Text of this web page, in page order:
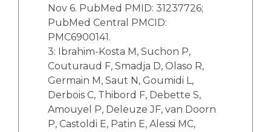
Nov 6. PubMed PMID: 31237726;
PubMed Central PMCID:
PMC6900141.
3: Ibrahim-Kosta M, Suchon P,
Couturaud F, Smadja D, Olaso R,
Germain M, Saut N, Goumidi L,
Derbois C, Thibord F, Debette S,
Amouyel P, Deleuze JF, van Doorn
P, Castoldi E, Patin E, Alessi MC,